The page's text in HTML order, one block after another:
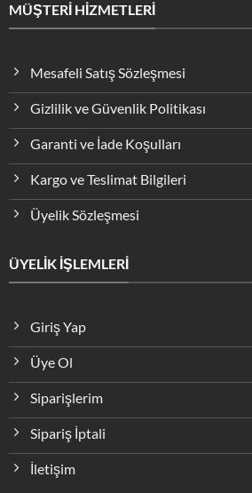
MÜŞTERİ HİZMETLERİ
Mesafeli Satış Sözleşmesi
Gizlilik ve Güvenlik Politikası
Garanti ve İade Koşulları
Kargo ve Teslimat Bilgileri
Üyelik Sözleşmesi
ÜYELİK İŞLEMLERİ
Giriş Yap
Üye Ol
Siparişlerim
Sipariş İptali
İletişim